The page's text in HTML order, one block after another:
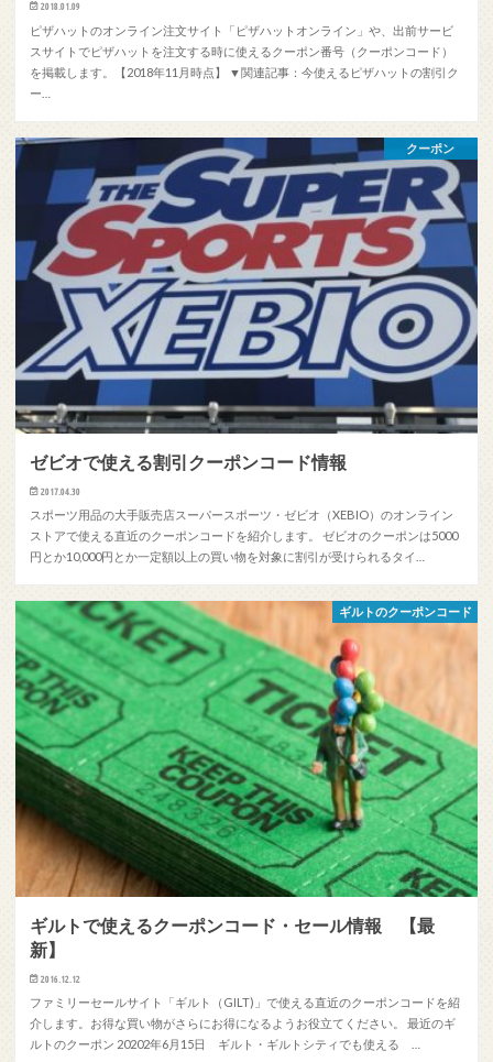
2018.01.09
ピザハットのオンライン注文サイト「ピザハットオンライン」や、出前サービ
スサイトでピザハットを注文する時に使えるクーポン番号（クーポンコード）
を掲載します。【2018年11月時点】 ▼関連記事：今使えるピザハットの割引ク
ー…
クーポン
ゼビオで使える割引クーポンコード情報
2017.04.30
スポーツ用品の大手販売店スーパースポーツ・ゼビオ（XEBIO）のオンライン
ストアで使える直近のクーポンコードを紹介します。 ゼビオのクーポンは5000
円とか10,000円とか一定額以上の買い物を対象に割引が受けられるタイ…
ギルトのクーポンコード
ギルトで使えるクーポンコード・セール情報 【最
新】
2016.12.12
ファミリーセールサイト「ギルト（GILT)」で使える直近のクーポンコードを紹
介します。お得な買い物がさらにお得になるようお役立てください。 最近のギ
ルトのクーポン 20202年6月15日 ギルト・ギルトシティでも使える …